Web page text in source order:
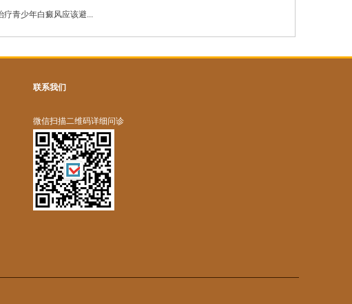
疗青少年白癜风应该避...
联系我们
微信扫描二维码详细问诊